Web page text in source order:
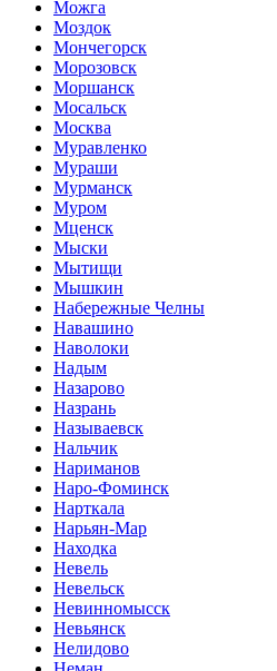
Можга
Моздок
Мончегорск
Морозовск
Моршанск
Мосальск
Москва
Муравленко
Мураши
Мурманск
Муром
Мценск
Мыски
Мытищи
Мышкин
Набережные Челны
Навашино
Наволоки
Надым
Назарово
Назрань
Называевск
Нальчик
Нариманов
Наро-Фоминск
Нарткала
Нарьян-Мар
Находка
Невель
Невельск
Невинномысск
Невьянск
Нелидово